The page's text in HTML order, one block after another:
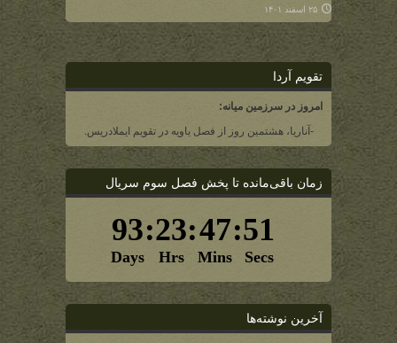
۲۵ اسفند ۱۴۰۱
تقویم آردا
امروز در سرزمین میانه:
-آناریا، هشتمین روز از فصل یاویه در تقویم ایملادریس.
زمان باقی‌مانده تا پخش فصل سوم سریال
آخرین نوشته‌ها